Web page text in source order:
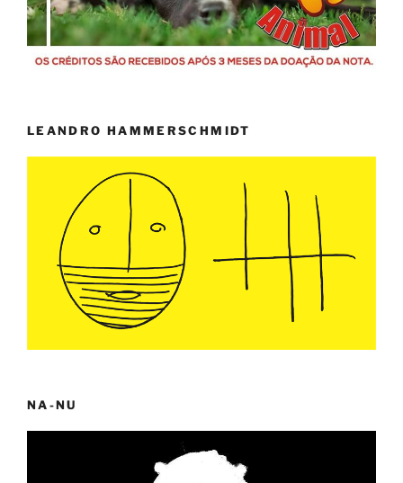
LEANDRO HAMMERSCHMIDT
NA-NU